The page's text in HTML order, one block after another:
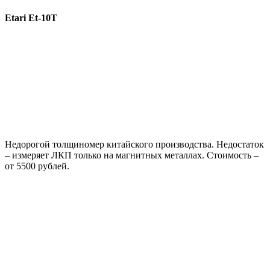
Etari Et-10T
Недорогой толщиномер китайского производства. Недостаток
– измеряет ЛКП только на магнитных металлах. Стоимость –
от 5500 рублей.